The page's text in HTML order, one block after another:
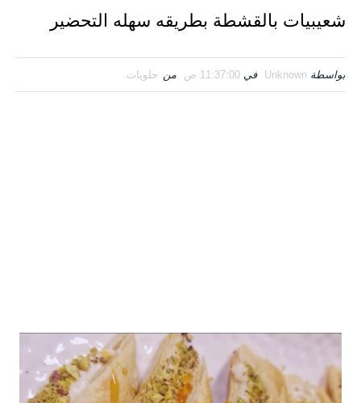
شعيبيات بالقشطة بطريقه سهله التحضير
بواسطة Unknown في 11:37:00 ص من حلويات